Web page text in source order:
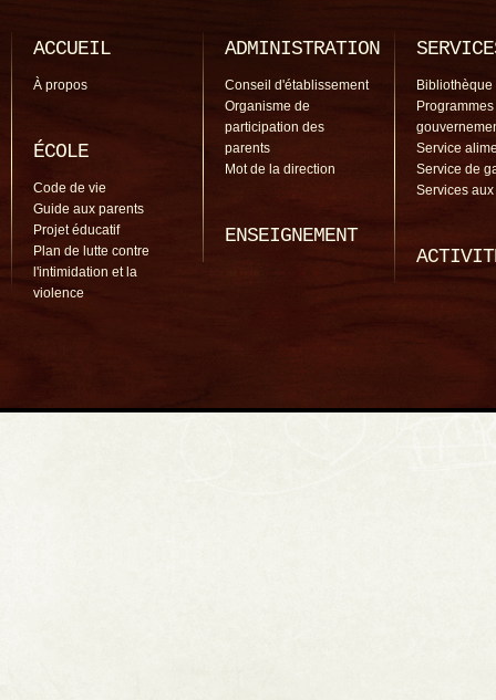
ACCUEIL
À propos
ÉCOLE
Code de vie
Guide aux parents
Projet éducatif
Plan de lutte contre
l'intimidation et la
violence
ADMINISTRATION
Conseil d'établissement
Organisme de
participation des
parents
Mot de la direction
ENSEIGNEMENT
Bibliothèque
Programmes
Service
Service de
Services